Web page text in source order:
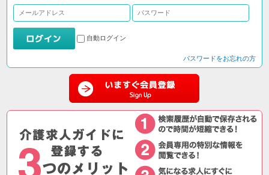
自動ログイン
パスワードをお忘れの方